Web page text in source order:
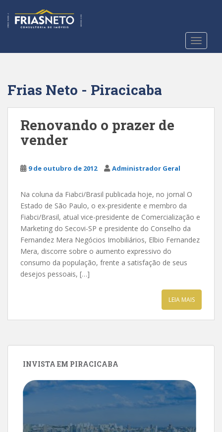
t
Frias Neto - Piracicaba
Renovando o prazer de
vender
9 de outubro de 2012 Administrador Geral
Na coluna da Fiabci/Brasil publicada hoje, no jornal O
Estado de São Paulo, o ex-presidente e membro da
Fiabci/Brasil, atual vice-presidente de Comercialização e
Marketing do Secovi-SP e presidente do Conselho da
Fernandez Mera Negócios Imobiliários, Elbio Fernandez
Mera, discorre sobre o aumento expressivo do
consumo da população, frente a satisfação de seus
desejos pessoais, […]
LEIA MAIS
INVISTA EM PIRACICABA